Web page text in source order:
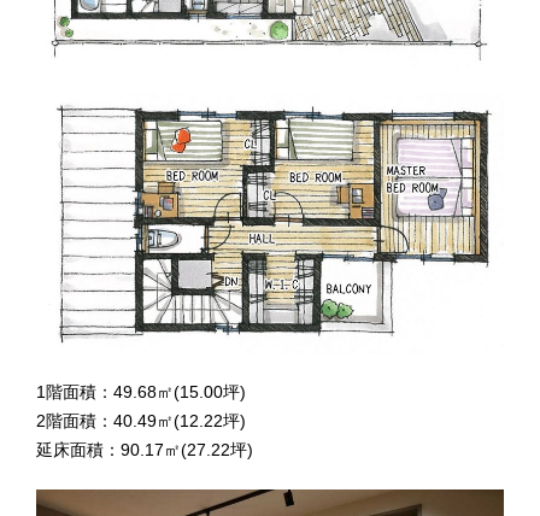
1階面積：49.68㎡(15.00坪)
2階面積：40.49㎡(12.22坪)
延床面積：90.17㎡(27.22坪)